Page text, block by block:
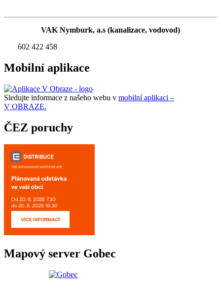
VAK Nymburk, a.s (kanalizace, vodovod)
602 422 458
Mobilní aplikace
Sledujte informace z našeho webu v mobilní aplikaci –
V OBRAZE.
ČEZ poruchy
Mapový server Gobec